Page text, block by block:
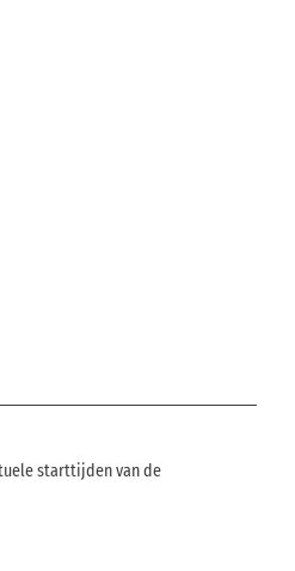
starttijden van de